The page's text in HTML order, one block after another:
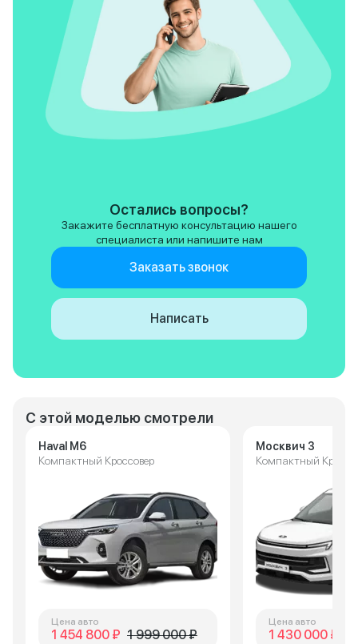
С этой моделью смотрели
Haval M6
Компактный Кроссовер
Цена авто
1 454 800 ₽ 1 999 000 ₽
Москвич 3
Компактный
Цена авто
1 430 000 ₽
Остались вопросы?
Закажите бесплатную консультацию нашего
специалиста или напишите нам
Заказать звонок
Написать